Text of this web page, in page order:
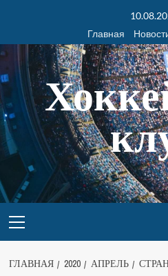
Главная
ГЛАВНАЯ 2020 АПРЕЛЬ